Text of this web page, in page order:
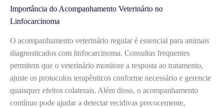
Importância do Acompanhamento Veterinário no
Linfocarcinoma
O acompanhamento veterinário regular é essencial para animais
diagnosticados com linfocarcinoma. Consultas frequentes
permitem que o veterinário monitore a resposta ao tratamento,
ajuste os protocolos terapêuticos conforme necessário e gerencie
quaisquer efeitos colaterais. Além disso, o acompanhamento
contínuo pode ajudar a detectar recidivas precocemente,